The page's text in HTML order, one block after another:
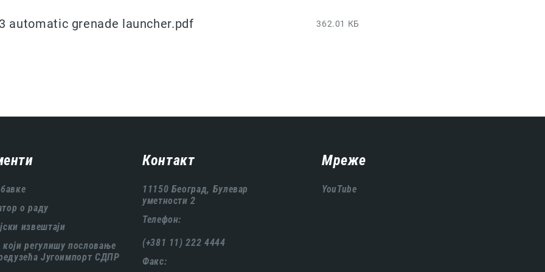
automatic grenade launcher.pdf 362.01 КБ
о раду
извештаји
регулишу пословање
Југоимпорт СДПР
Контакт
11150 Београд, Булевар
уметности 2
Телефон:
(+381 11) 222 4444
Факс:
Мреже
YouTube